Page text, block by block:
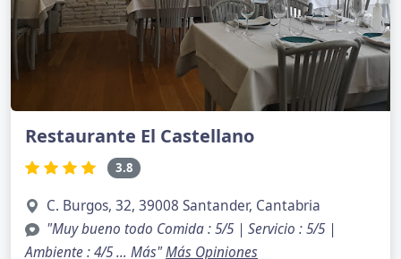
Restaurante El Castellano
3.8
C. Burgos, 32, 39008 Santander, Cantabria
"Muy bueno todo Comida : 5/5 | Servicio : 5/5 |
Ambiente : 4/5 … Más"Más Opiniones